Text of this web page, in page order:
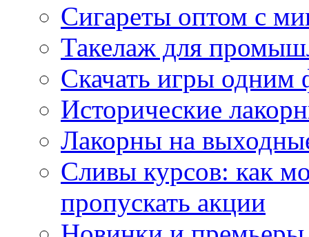
Сигареты оптом с
Такелаж для
Скачать игры одним
Исторические
Лакорны на
Сливы курсов: как
пропускать акции